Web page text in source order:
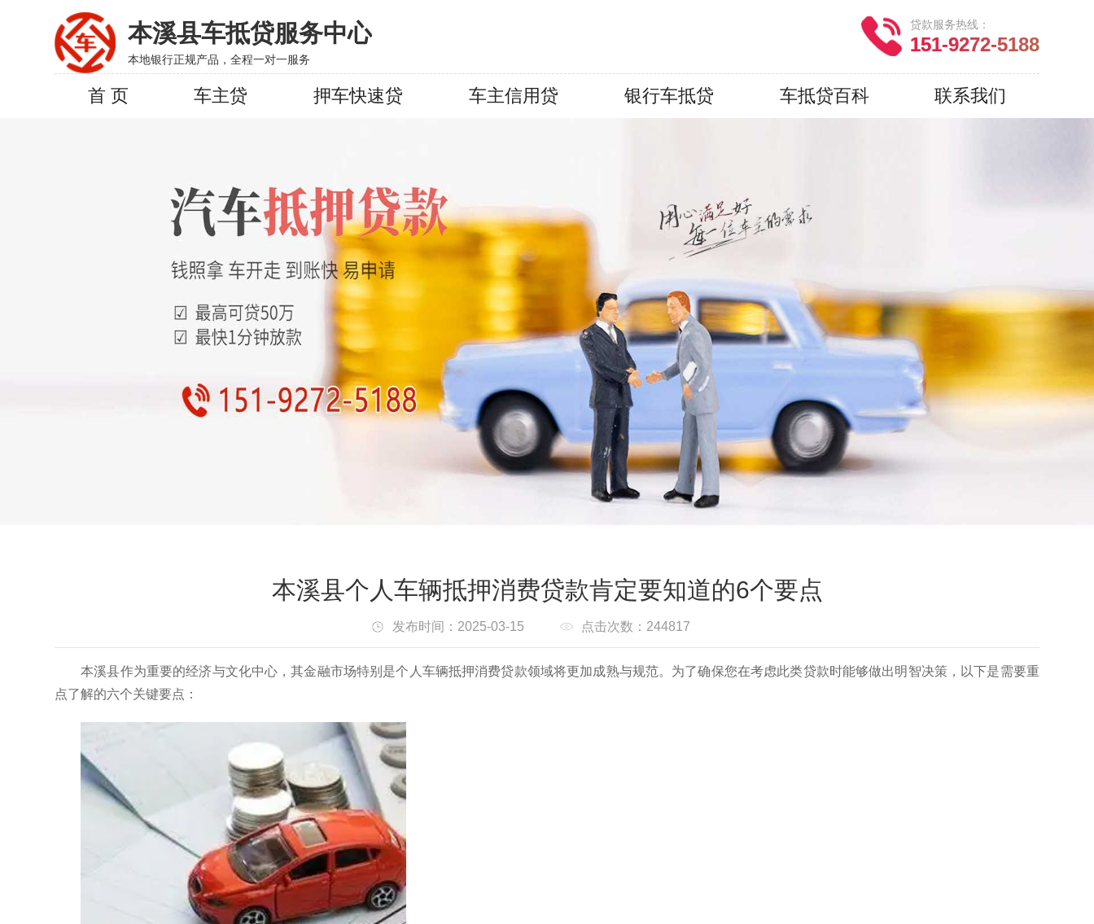
本溪县车抵贷服务中心
本地银行正规产品，全程一对一服务
贷款服务热线：
151-9272-5188
首 页 车主贷 押车快速贷 车主信用贷 银行车抵贷 车抵贷百科 联系我们
本溪县个人车辆抵押消费贷款肯定要知道的6个要点
发布时间：2025-03-15 点击次数：244817
本溪县作为重要的经济与文化中心，其金融市场特别是个人车辆抵押消费贷款领域将更加成熟与规范。为了确保您在考虑此类贷款时能够做出明智决策，以下是需要重
点了解的六个关键要点：